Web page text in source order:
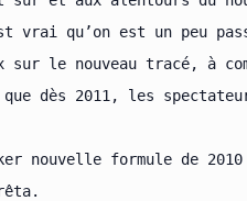
vrai qu’on est un peu
sur le nouveau tracé, à
dès 2011, les
nouvelle formule de